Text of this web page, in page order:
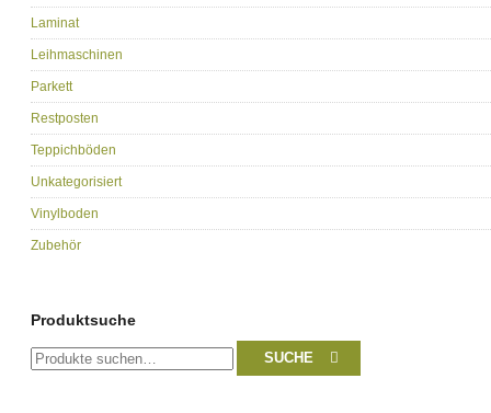
Laminat
Leihmaschinen
Parkett
Restposten
Teppichböden
Unkategorisiert
Vinylboden
Zubehör
Produktsuche
Suche
nach:
SUCHE